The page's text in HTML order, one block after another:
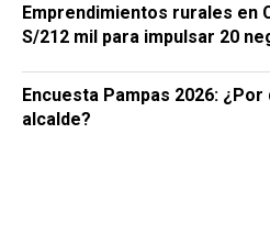
Emprendimientos rurales en
S/212 mil para impulsar 20
Encuesta Pampas 2026:
alcalde?